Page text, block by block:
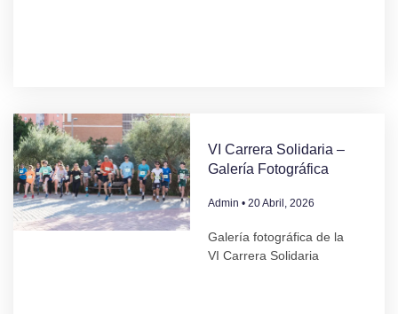
VI Carrera Solidaria –
Galería Fotográfica
Admin 20 Abril, 2026
Galería fotográfica de la
VI Carrera Solidaria